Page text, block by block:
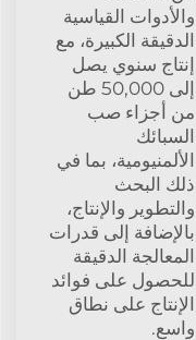
والأدوات القياسية
الدقيقة الكبيرة، مع
إنتاج سنوي يصل
إلى 50,000 طن
من أجزاء صب
السبائك
الألمنيومية، بما في
ذلك البحث
والتطوير والإنتاج،
بالإضافة إلى قدرات
المعالجة الدقيقة
للحصول على فوائد
الإنتاج على نطاق
واسع.